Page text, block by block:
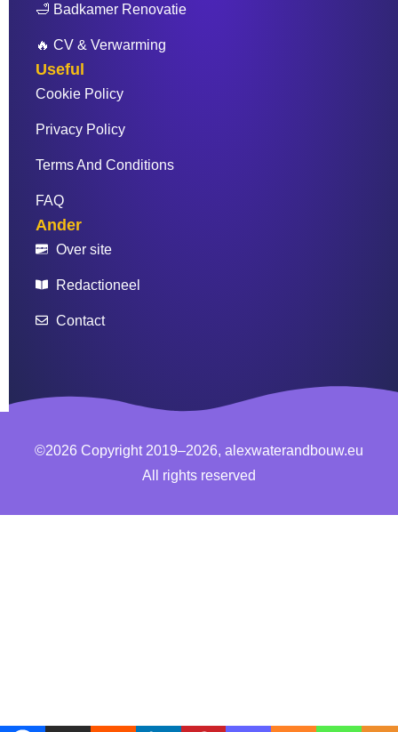
🛁 Badkamer Renovatie
🔥 CV & Verwarming
Useful
Cookie Policy
Privacy Policy
Terms And Conditions
FAQ
Ander
Over site
Redactioneel
Contact
©2026 Copyright 2019–2026, alexwaterandbouw.eu
All rights reserved